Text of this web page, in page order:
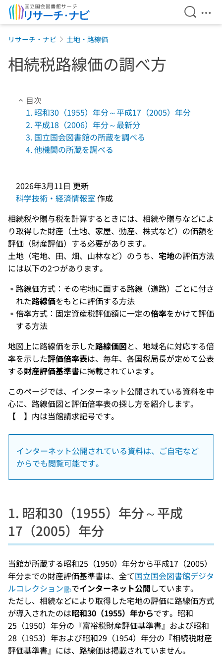
検索を
メ
リサーチ・ナビ 土地・路線価
相続税路線価の調べ方
目次
1. 昭和30（1955）年分～平成17（2005）年分
2. 平成18（2006）年分～最新分
3. 国立国会図書館の所蔵を調べる
4. 他機関の所蔵を調べる
2026年3月11日 更新
科学技術・経済情報室 作成
相続税や贈与税を計算するときには、相続や贈与などによ
り取得した財産（土地、家屋、動産、株式など）の価額を
評価（財産評価）する必要があります。
土地（宅地、田、畑、山林など）のうち、 宅地の評価方法
には以下の2つがあります。
路線価方式：その宅地に面する路線（道路）ごとに付さ
れた路線価をもとに評価する方法
倍率方式：固定資産税評価額に一定の倍率をかけて評価
する方法
地図上に路線価を示した路線価図と、地域名に対応する倍
率を示した評価倍率表は、毎年、各国税局長が定めて公表
する財産評価基準書に掲載されています。
このページでは、インターネット公開されている資料を中
心に、路線価図と評価倍率表の探し方を紹介します。
【 】内は当館請求記号です。
インターネット公開されている資料は、ご自宅など
からでも閲覧可能です。
1. 昭和30（1955）年分～平成
17（2005）年分
当館が所蔵する昭和25（1950）年分から平成17（2005）
年分までの財産評価基準書は、全て国立国会図書館デジタ
ルコレクション
でインターネット公開しています。
ただし、相続などにより取得した宅地の評価に路線価方式
が導入されたのは昭和30（1955）年からです。昭和
25（1950）年分の『富裕税財産評価基準書』および昭和
28（1953）年および昭和29（1954）年分の『相続税財産
評価基準書』には、路線価は掲載されていません。